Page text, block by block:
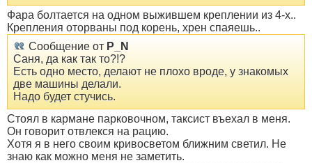
Фара болтается на одном выжившем креплении из 4-х..
Крепления оторваны под корень, хрен спаяешь..
Сообщение от P_N
Саня, да как так то?!?
Есть одно место, делают не плохо вроде, у знакомых
две машины делали.
Надо будет стучись.
Стоял в кармане парковочном, таксист въехал в меня.
Он говорит отвлекся на рацию.
Хотя я в него своим кривосветом ближним светил. Не
знаю как можно меня не заметить.